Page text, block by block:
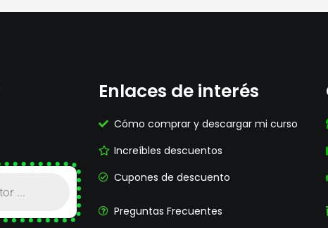
Enlaces de interés
Cómo comprar y descargar mi curso
Increíbles descuentos
Cupones de descuento
Preguntas Frecuentes